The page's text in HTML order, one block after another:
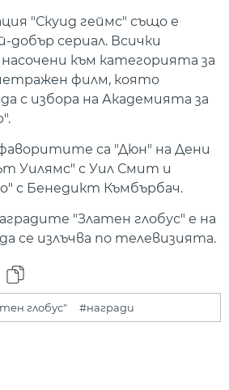
"Скуид геймс" също е
добър сериал. Всички
насочени към категорията за
филм, която
с избора на Академията за
са "Дюн" на Дени
Уилямс" с Уил Смит и
с Бенедикт Къмбърбач.
"Златен глобус" е на
се излъчва по телевизията.
глобус" #награди